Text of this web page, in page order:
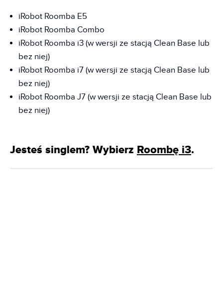
iRobot Roomba E5
iRobot Roomba Combo
iRobot Roomba i3 (w wersji ze stacją Clean Base lub
bez niej)
iRobot Roomba i7 (w wersji ze stacją Clean Base lub
bez niej)
iRobot Roomba J7 (w wersji ze stacją Clean Base lub
bez niej)
Jesteś singlem? Wybierz Roombę i3.